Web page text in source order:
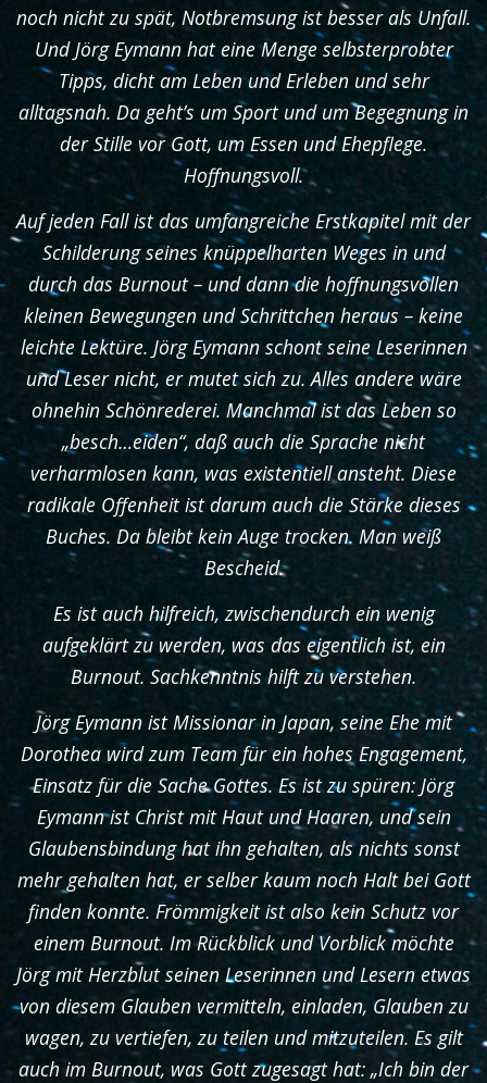
noch nicht zu spät, Notbremsung ist besser als Unfall.
Und Jörg Eymann hat eine Menge selbsterprobter
Tipps, dicht am Leben und Erleben und sehr
alltagsnah. Da geht’s um Sport und um Begegnung in
der Stille vor Gott, um Essen und Ehepflege.
Hoffnungsvoll.
Auf jeden Fall ist das umfangreiche Erstkapitel mit der
Schilderung seines knüppelharten Weges in und
durch das Burnout – und dann die hoffnungsvollen
kleinen Bewegungen und Schrittchen heraus – keine
leichte Lektüre. Jörg Eymann schont seine Leserinnen
und Leser nicht, er mutet sich zu. Alles andere wäre
ohnehin Schönrederei. Manchmal ist das Leben so
„besch…eiden“, daß auch die Sprache nicht
verharmlosen kann, was existentiell ansteht. Diese
radikale Offenheit ist darum auch die Stärke dieses
Buches. Da bleibt kein Auge trocken. Man weiß
Bescheid.
Es ist auch hilfreich, zwischendurch ein wenig
aufgeklärt zu werden, was das eigentlich ist, ein
Burnout. Sachkenntnis hilft zu verstehen.
Jörg Eymann ist Missionar in Japan, seine Ehe mit
Dorothea wird zum Team für ein hohes Engagement,
Einsatz für die Sache Gottes. Es ist zu spüren: Jörg
Eymann ist Christ mit Haut und Haaren, und sein
Glaubensbindung hat ihn gehalten, als nichts sonst
mehr gehalten hat, er selber kaum noch Halt bei Gott
finden konnte. Frömmigkeit ist also kein Schutz vor
einem Burnout. Im Rückblick und Vorblick möchte
Jörg mit Herzblut seinen Leserinnen und Lesern etwas
von diesem Glauben vermitteln, einladen, Glauben zu
wagen, zu vertiefen, zu teilen und mitzuteilen. Es gilt
auch im Burnout, was Gott zugesagt hat: „Ich bin der